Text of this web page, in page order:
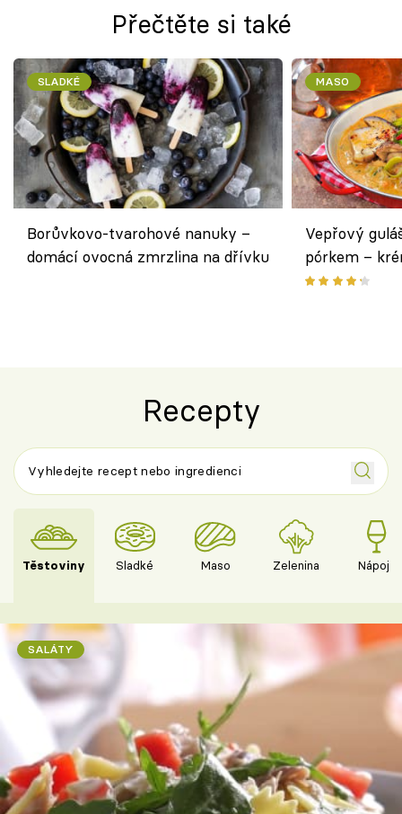
Přečtěte si také
SLADKÉ
Borůvkovo-tvarohové nanuky –
domácí ovocná zmrzlina na dřívku
MASO
Vepřový
pórkem –
pokrm z
Recepty
Těstoviny Sladké Maso Zelenina Nápoje
SALÁTY